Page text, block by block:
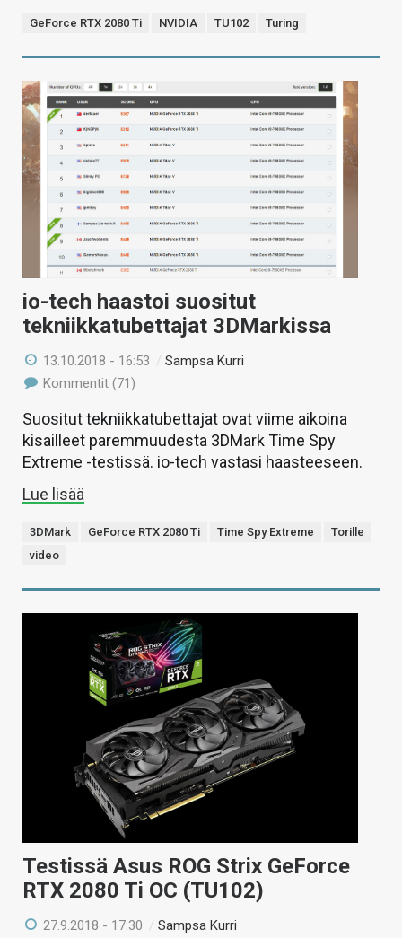
GeForce RTX 2080 Ti NVIDIA TU102 Turing
io-tech haastoi suositut
tekniikkatubettajat 3DMarkissa
13.10.2018 - 16:53 /Sampsa Kurri
Kommentit (71)
Suositut tekniikkatubettajat ovat viime aikoina
kisailleet paremmuudesta 3DMark Time Spy
Extreme -testissä. io-tech vastasi haasteeseen.
Lue lisää
3DMark GeForce RTX 2080 Ti Time Spy Extreme
Torille
video
Testissä Asus ROG Strix GeForce
RTX 2080 Ti OC (TU102)
27.9.2018 - 17:30 /Sampsa Kurri